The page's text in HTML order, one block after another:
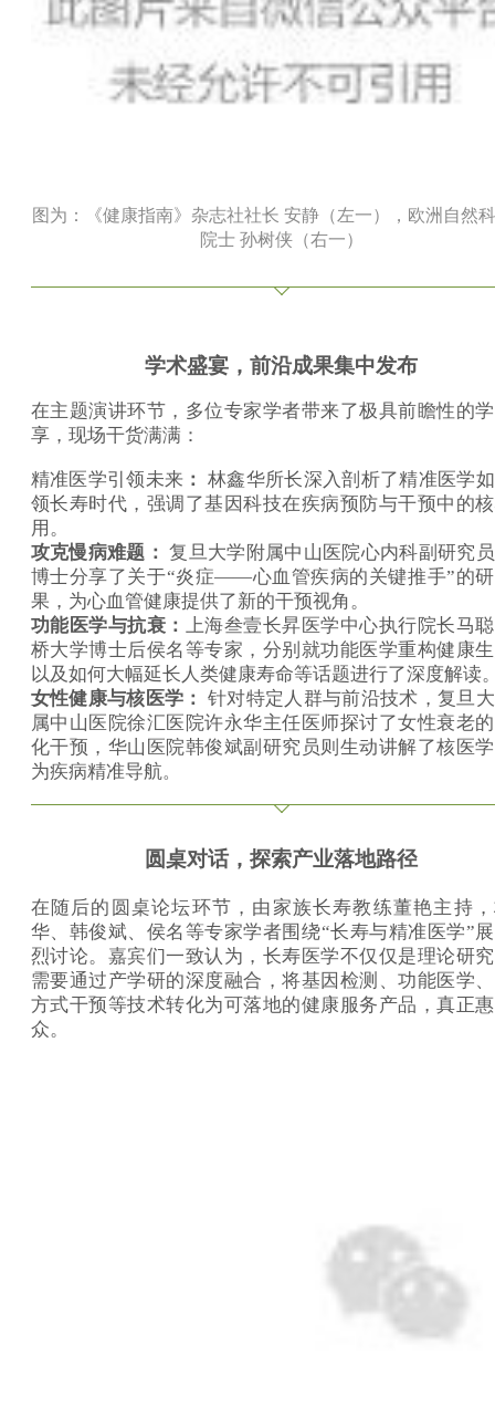
图为：《健康指南》杂志社社长 安静（左一），欧洲自然
院士 孙树侠（右一）
学术盛宴，前沿成果集中发布
在主题演讲环节，多位专家学者带来了极具前瞻性的
享，现场干货满满：
精准医学引领未来 ： 林鑫华所长深入剖析了精准医学
领长寿时代，强调了基因科技在疾病预防与干预中的
用。
攻克慢病难题 ： 复旦大学附属中山医院心内科副研究
博士分享了关于“炎症——心血管疾病的关键推手”的
果，为心血管健康提供了新的干预视角。
功能医学与抗衰： 上海叁壹长昇医学中心执行院长马
桥大学博士后侯名等专家，分别就功能医学重构健康
以及如何大幅延长人类健康寿命等话题进行了深度解读
女性健康与核医学： 针对特定人群与前沿技术，复旦
属中山医院徐汇医院许永华主任医师探讨了女性衰老
化干预，华山医院韩俊斌副研究员则生动讲解了核医
为疾病精准导航。
圆桌对话，探索产业落地路径
在随后的圆桌论坛环节，由家族长寿教练董艳主持
华、韩俊斌、侯名等专家学者围绕“长寿与精准医学”
烈讨论。嘉宾们一致认为，长寿医学不仅仅是理论研
需要通过产学研的深度融合，将基因检测、功能医学
方式干预等技术转化为可落地的健康服务产品，真正
众。